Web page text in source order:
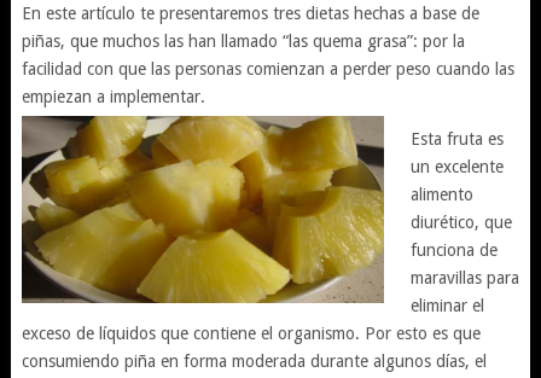
En este artículo te presentaremos tres dietas hechas a base de
piñas, que muchos las han llamado “las quema grasa”: por la
facilidad con que las personas comienzan a perder peso cuando las
empiezan a implementar.
Esta fruta es
un excelente
alimento
diurético, que
funciona de
maravillas para
eliminar el
exceso de líquidos que contiene el organismo. Por esto es que
consumiendo piña en forma moderada durante algunos días, el